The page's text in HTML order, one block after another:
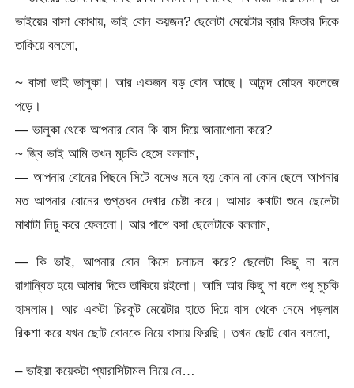
ভাইয়ের বাসা কোথায়, ভাই বোন কয়জন? ছেলেটা মেয়েটার ব্রার ফিতার দিকে
তাকিয়ে বললো,
~ বাসা ভাই ভালুকা। আর একজন বড় বোন আছে। আনন্দ মোহন কলেজে
পড়ে।
— ভালুকা থেকে আপনার বোন কি বাস দিয়ে আনাগোনা করে?
~ জ্বি ভাই আমি তখন মুচকি হেসে বললাম,
— আপনার বোনের পিছনে সিটে বসেও মনে হয় কোন না কোন ছেলে আপনার
মত আপনার বোনের গুপ্তধন দেখার চেষ্টা করে। আমার কথাটা শুনে ছেলেটা
মাথাটা নিচু করে ফেললো। আর পাশে বসা ছেলেটাকে বললাম,
— কি ভাই, আপনার বোন কিসে চলাচল করে? ছেলেটা কিছু না বলে
রাগান্বিত হয়ে আমার দিকে তাকিয়ে রইলো। আমি আর কিছু না বলে শুধু মুচকি
হাসলাম। আর একটা চিরকুট মেয়েটার হাতে দিয়ে বাস থেকে নেমে পড়লাম
রিকশা করে যখন ছোট বোনকে নিয়ে বাসায় ফিরছি। তখন ছোট বোন বললো,
– ভাইয়া কয়েকটা প্যারাসিটামল নিয়ে নে…